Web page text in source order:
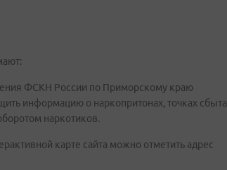
ФСКН России по Приморскому краю
информацию о наркопритонах, точках сбыта
наркотиков.
карте сайта можно отметить адрес